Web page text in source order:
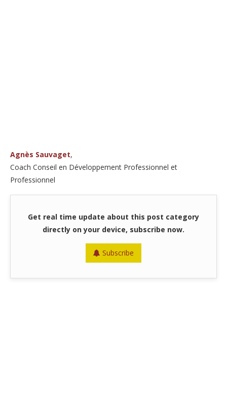
Agnès Sauvaget,
Coach Conseil en Développement Professionnel et
Professionnel
Get real time update about this post category
directly on your device, subscribe now.
Subscribe